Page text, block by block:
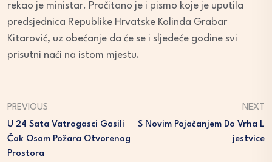
rekao je ministar. Pročitano je i pismo koje je uputila
predsjednica Republike Hrvatske Kolinda Grabar
Kitarović, uz obećanje da će se i sljedeće godine svi
prisutni naći na istom mjestu.
PREVIOUS
U 24 Sata Vatrogasci Gasili
Čak Osam Požara Otvorenog
Prostora
NEXT
S Novim Pojačanjem Do Vrha L
Jestvice